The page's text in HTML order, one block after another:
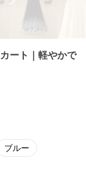
ート｜軽やかで
ブルー